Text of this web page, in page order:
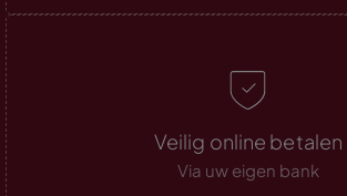
Veilig online betalen
Via uw eigen bank